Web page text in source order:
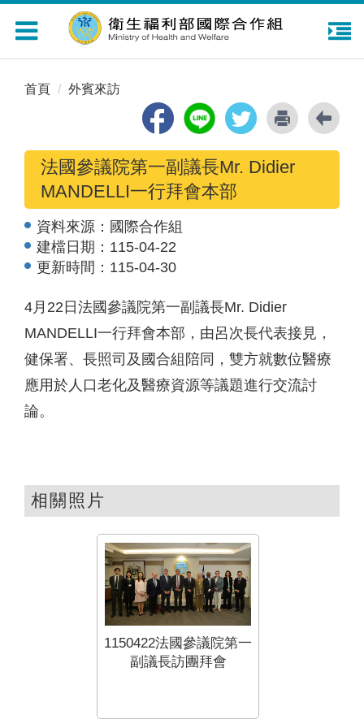
Toggle
navigation
首頁 外賓來訪
法國參議院第一副議長Mr. Didier
MANDELLI一行拜會本部
資料來源： 國際合作組
建檔日期： 115-04-22
更新時間： 115-04-30
4月22日法國參議院第一副議長Mr. Didier
MANDELLI一行拜會本部，由呂次長代表接見，
健保署、長照司及國合組陪同，雙方就數位醫療
應用於人口老化及醫療資源等議題進行交流討
論。
相關照片
1150422法國參議院第一
副議長訪團拜會